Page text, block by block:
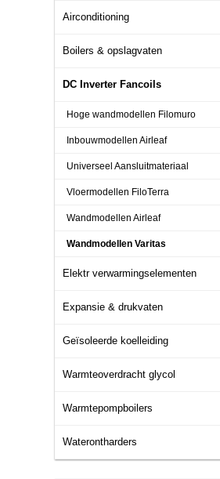
Airconditioning
Boilers & opslagvaten
DC Inverter Fancoils
Hoge wandmodellen Filomuro
Inbouwmodellen Airleaf
Universeel Aansluitmateriaal
Vloermodellen FiloTerra
Wandmodellen Airleaf
Wandmodellen Varitas
Elektr verwarmingselementen
Expansie & drukvaten
Geïsoleerde koelleiding
Warmteoverdracht glycol
Warmtepompboilers
Waterontharders